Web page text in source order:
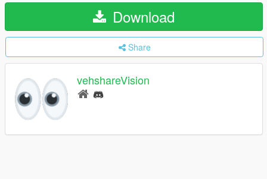
Download
Share
vehshareVision